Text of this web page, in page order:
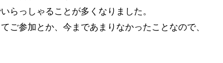
らっしゃることが多くなりました。
ご参加とか、今まであまりなかったことなので、